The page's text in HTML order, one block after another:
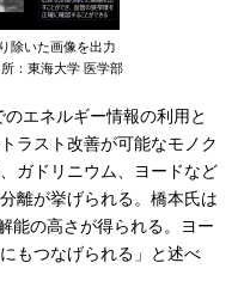
除いた画像を出力
：東海大学 医学部
エネルギー情報の利用と
ラスト改善が可能なモノク
ガドリニウム、ヨードなど
離が挙げられる。橋本氏は
能の高さが得られる。ヨー
もつなげられる」と述べ